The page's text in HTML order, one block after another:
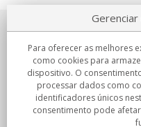
Sobre nosotros
Compromissos
Compras
Para oferecer as melhores
como cookies para
dispositivo. O
processar dados como
identificadores únicos
consentimento pode